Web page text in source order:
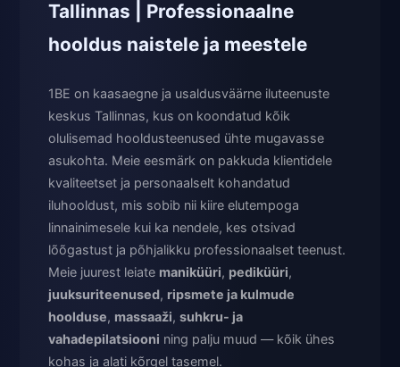
Tallinnas | Professionaalne
hooldus naistele ja meestele
1BE on kaasaegne ja usaldusväärne iluteenuste
keskus Tallinnas, kus on koondatud kõik
olulisemad hooldusteenused ühte mugavasse
asukohta. Meie eesmärk on pakkuda klientidele
kvaliteetset ja personaalselt kohandatud
iluhooldust, mis sobib nii kiire elutempoga
linnainimesele kui ka nendele, kes otsivad
lõõgastust ja põhjalikku professionaalset teenust.
Meie juurest leiate maniküüri, pediküüri,
juuksuriteenused, ripsmete ja kulmude
hoolduse, massaaži, suhkru- ja
vahadepilatsiooni ning palju muud — kõik ühes
kohas ja alati kõrgel tasemel.